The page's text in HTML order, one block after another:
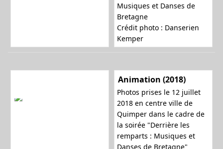
Musiques et Danses de
Bretagne
Crédit photo : Danserien
Kemper
Animation (2018)
Photos prises le 12 juillet
2018 en centre ville de
Quimper dans le cadre de
la soirée "Derrière les
remparts : Musiques et
Danses de Bretagne"